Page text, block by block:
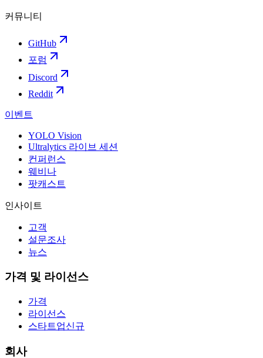
커뮤니티
GitHub
포럼
Discord
Reddit
이벤트
YOLO Vision
Ultralytics 라이브 세션
컨퍼런스
웨비나
팟캐스트
인사이트
고객
설문조사
뉴스
가격 및 라이선스
가격
라이선스
스타트업신규
회사